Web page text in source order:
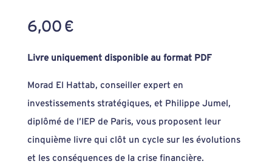
6,00 €
Livre uniquement disponible au format PDF
Morad El Hattab, conseiller expert en
investissements stratégiques, et Philippe Jumel,
diplômé de l’IEP de Paris, vous proposent leur
cinquième livre qui clôt un cycle sur les évolutions
et les conséquences de la crise financière.